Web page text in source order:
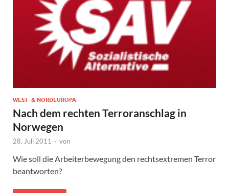
WEST- & NORDEUROPA
Nach dem rechten Terroranschlag in
Norwegen
28. Juli 2011 - von
Wie soll die Arbeiterbewegung den rechtsextremen Terror
beantworten?